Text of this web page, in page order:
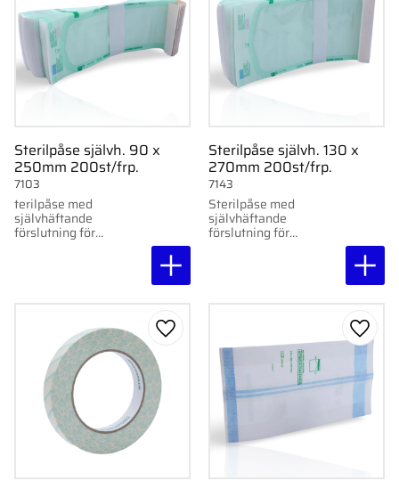
Sterilpåse självh. 90 x
250mm 200st/frp.
terilpåse med
självhäftande
förslutning för
7103
Sterilpåse självh. 130 x
270mm 200st/frp.
Sterilpåse med
självhäftande
förslutning för
7143
Lägg till i favoriter Lägg